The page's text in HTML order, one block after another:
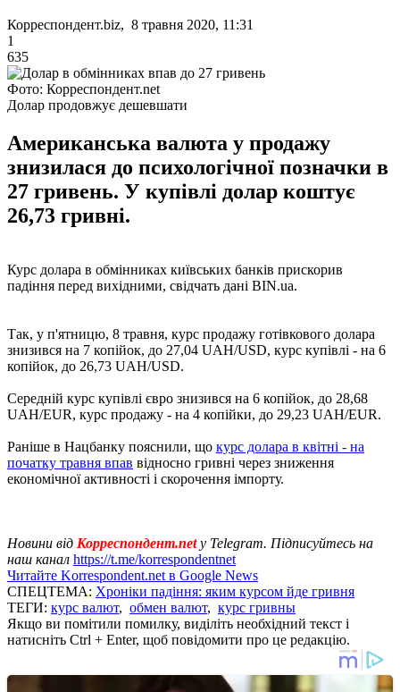
Корреспондент.biz, 8 травня 2020, 11:31
1
635
Фото: Корреспондент.net
Долар продовжує дешевшати
Американська валюта у продажу
знизилася до психологічної позначки в
27 гривень. У купівлі долар коштує
26,73 гривні.
Курс долара в обмінниках київських банків прискорив
падіння перед вихідними, свідчать дані BIN.ua.
Так, у п'ятницю, 8 травня, курс продажу готівкового долара
знизився на 7 копійок, до 27,04 UAH/USD, курс купівлі - на 6
копійок, до 26,73 UAH/USD.
Середній курс купівлі євро знизився на 6 копійок, до 28,68
UAH/EUR, курс продажу - на 4 копійки, до 29,23 UAH/EUR.
Раніше в Нацбанку пояснили, що курс долара в квітні - на
початку травня впав відносно гривні через зниження
економічної активності і скорочення імпорту.
Новини від Корреспондент.net у Telegram. Підписуйтесь на
наш канал https://t.me/korrespondentnet
Читайте Korrespondent.net в Google News
СПЕЦТЕМА: Хроніки падіння: яким курсом йде гривня
ТЕГИ: курс валют, обмен валют, курс гривны
Якщо ви помітили помилку, виділіть необхідний текст і
натисніть Ctrl + Enter, щоб повідомити про це редакцію.